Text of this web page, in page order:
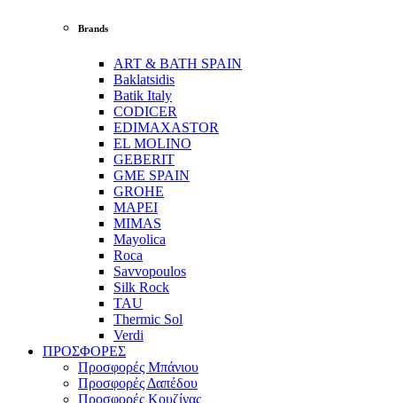
Brands
ART & BATH SPAIN
Baklatsidis
Batik Italy
CODICER
EDIMAXASTOR
EL MOLINO
GEBERIT
GME SPAIN
GROHE
MAPEI
MIMAS
Mayolica
Roca
Savvopoulos
Silk Rock
TAU
Thermic Sol
Verdi
ΠΡΟΣΦΟΡΕΣ
Προσφορές Μπάνιου
Προσφορές Δαπέδου
Προσφορές Κουζίνας